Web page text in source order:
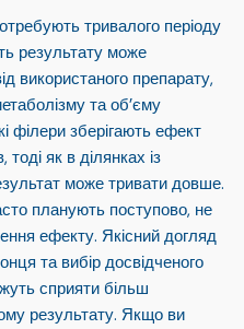
тривалого періоду
результату може
використаного препарату,
та об’єму
філери зберігають ефект
, тоді як в ділянках із
може тривати довше.
планують поступово, не
ефекту. Якісний догляд
та вибір досвідченого
сприяти більш
результату. Якщо ви